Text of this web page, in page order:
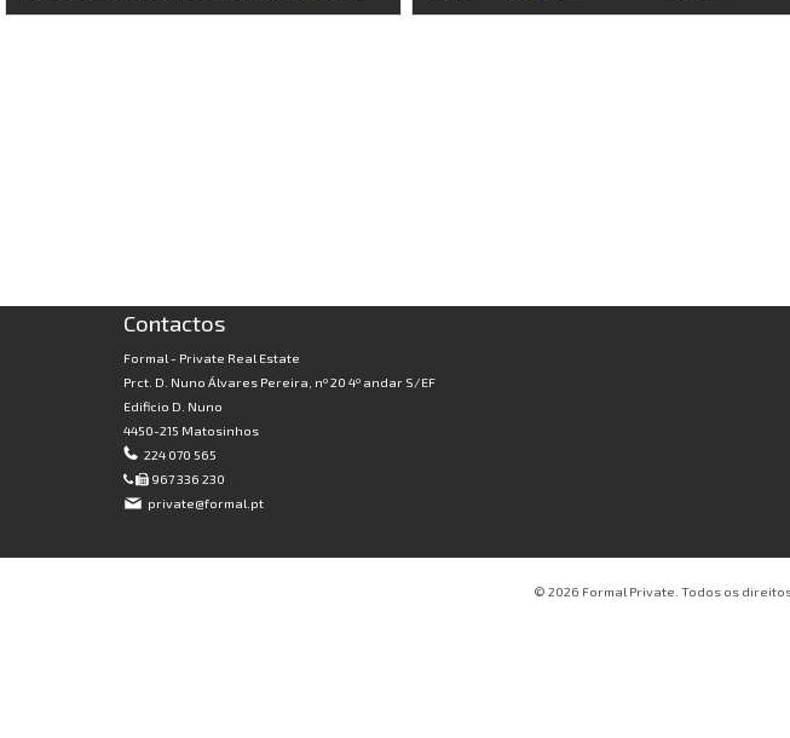
Contactos
Formal - Private Real Estate
Prct. D. Nuno Álvares Pereira, nº 20 4º andar S/EF
Edificio D. Nuno
4450-215 Matosinhos
224 070 565
967 336 230
private@formal.pt
© 2026 Formal Private. Todos os